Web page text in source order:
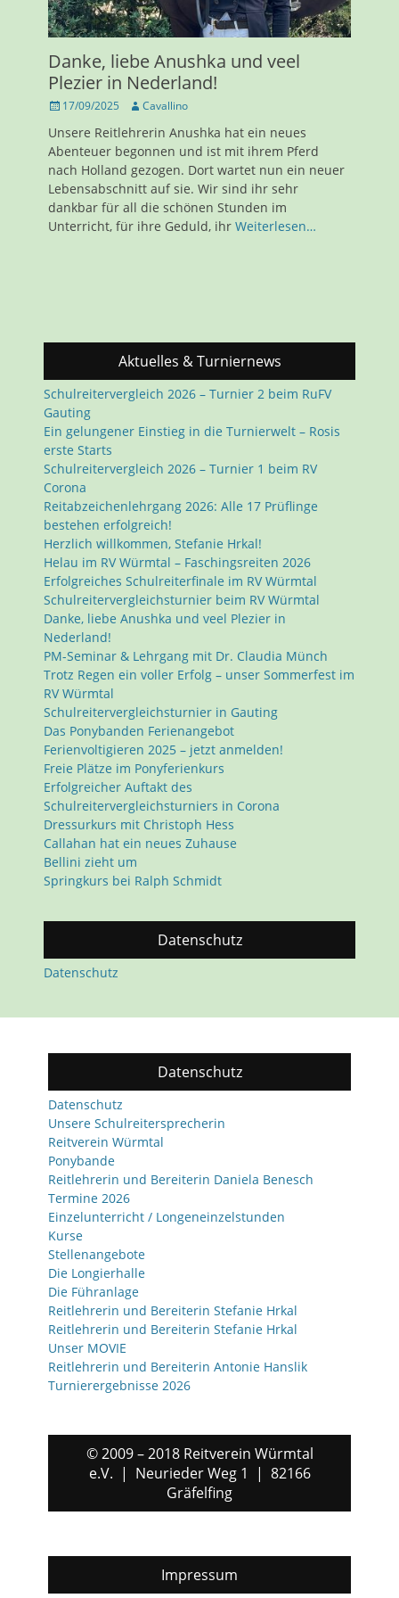
Danke, liebe Anushka und veel
Plezier in Nederland!
Veröffentlicht
17/09/2025 AutorCavallino
Unsere Reitlehrerin Anushka hat ein neues
Abenteuer begonnen und ist mit ihrem Pferd
nach Holland gezogen. Dort wartet nun ein neuer
Lebensabschnitt auf sie. Wir sind ihr sehr
dankbar für all die schönen Stunden im
Unterricht, für ihre Geduld, ihr Weiterlesen…
Aktuelles & Turniernews
Schulreitervergleich 2026 – Turnier 2 beim RuFV
Gauting
Ein gelungener Einstieg in die Turnierwelt – Rosis
erste Starts
Schulreitervergleich 2026 – Turnier 1 beim RV
Corona
Reitabzeichenlehrgang 2026: Alle 17 Prüflinge
bestehen erfolgreich!
Herzlich willkommen, Stefanie Hrkal!
Helau im RV Würmtal – Faschingsreiten 2026
Erfolgreiches Schulreiterfinale im RV Würmtal
Schulreitervergleichsturnier beim RV Würmtal
Danke, liebe Anushka und veel Plezier in
Nederland!
PM-Seminar & Lehrgang mit Dr. Claudia Münch
Trotz Regen ein voller Erfolg – unser Sommerfest im
RV Würmtal
Schulreitervergleichsturnier in Gauting
Das Ponybanden Ferienangebot
Ferienvoltigieren 2025 – jetzt anmelden!
Freie Plätze im Ponyferienkurs
Erfolgreicher Auftakt des
Schulreitervergleichsturniers in Corona
Dressurkurs mit Christoph Hess
Callahan hat ein neues Zuhause
Bellini zieht um
Springkurs bei Ralph Schmidt
Datenschutz
Datenschutz
Datenschutz
Datenschutz
Unsere Schulreitersprecherin
Reitverein Würmtal
Ponybande
Reitlehrerin und Bereiterin Daniela Benesch
Termine 2026
Einzelunterricht / Longeneinzelstunden
Kurse
Stellenangebote
Die Longierhalle
Die Führanlage
Reitlehrerin und Bereiterin Stefanie Hrkal
Reitlehrerin und Bereiterin Stefanie Hrkal
Unser MOVIE
Reitlehrerin und Bereiterin Antonie Hanslik
Turnierergebnisse 2026
© 2009 – 2018 Reitverein Würmtal
e.V. | Neurieder Weg 1 | 82166
Gräfelfing
Impressum